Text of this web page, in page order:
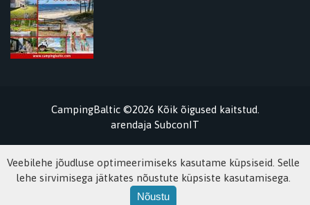
CampingBaltic ©2026 Kõik õigused kaitstud.
arendaja SubconIT
Veebilehe jõudluse optimeerimiseks kasutame küpsiseid. Selle
lehe sirvimisega jätkates nõustute küpsiste kasutamisega.
Nõustu